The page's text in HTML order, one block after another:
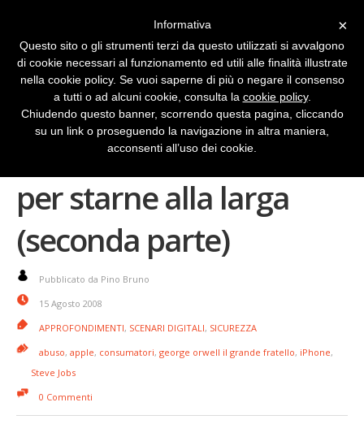
iPhone: un motivo in più
per starne alla larga
(seconda parte)
Pubblicato da Pino Bruno
15 Agosto 2008
APPROFONDIMENTI, SCENARI DIGITALI, SICUREZZA
abuso, apple, consumatori, george orwell il grande fratello, iPhone,
Steve Jobs
0 Commenti
×
Informativa
Questo sito o gli strumenti terzi da questo utilizzati si avvalgono
di cookie necessari al funzionamento ed utili alle finalità illustrate
nella cookie policy. Se vuoi saperne di più o negare il consenso
a tutti o ad alcuni cookie, consulta la cookie policy.
Chiudendo questo banner, scorrendo questa pagina, cliccando
su un link o proseguendo la navigazione in altra maniera,
acconsenti all’uso dei cookie.